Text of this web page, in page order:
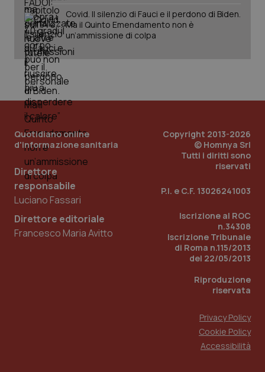
Covid. Il silenzio di Fauci e il perdono di Biden.
Ma il Quinto Emendamento non è
un’ammissione di colpa
Quotidiano online
d'informazione sanitaria
Direttore
responsabile
Luciano Fassari
Direttore editoriale
Francesco Maria Avitto
Copyright 2013-2026
© Homnya Srl
Tutti i diritti sono
riservati
P.I. e C.F. 13026241003
Iscrizione al ROC
n.34308
Iscrizione Tribunale
di Roma n.115/2013
del 22/05/2013
Riproduzione
riservata
Privacy Policy
Cookie Policy
Accessibilità